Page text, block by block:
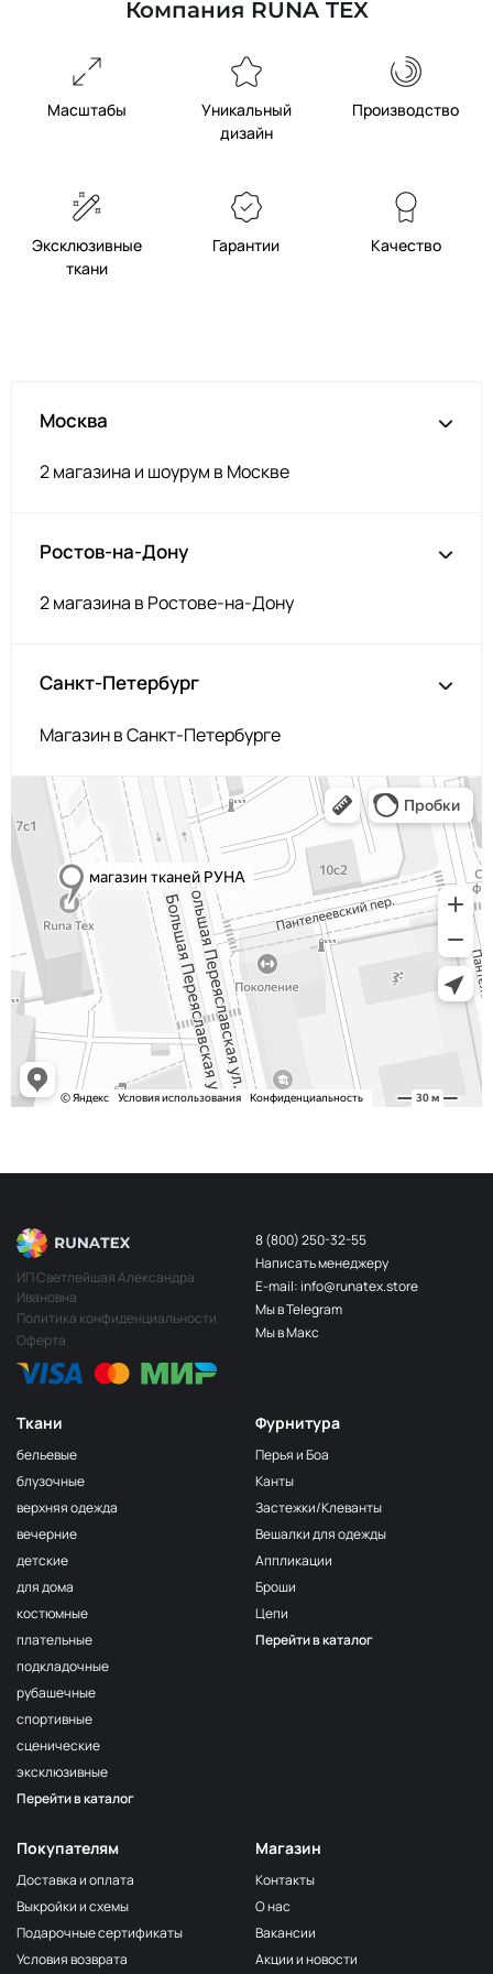
Компания RUNA TEX
Масштабы
Уникальный
дизайн
Производство
Эксклюзивные
ткани
Гарантии Качество
Москва
2 магазина и шоурум в Москве
Ростов-на-Дону
2 магазина в Ростове-на-Дону
Санкт-Петербург
Магазин в Санкт-Петербурге
Ткани
бельевые
блузочные
верхняя одежда
вечерние
детские
для дома
костюмные
плательные
подкладочные
рубашечные
спортивные
сценические
эксклюзивные
Перейти в каталог
Фурнитура
Перья и Боа
Канты
Застежки/Клеванты
Вешалки для одежды
Аппликации
Броши
Цепи
Перейти в каталог
Покупателям
Доставка и оплата
Выкройки и схемы
Подарочные сертификаты
Условия возврата
Магазин
Контакты
О нас
Вакансии
Акции и новости
ИП Светлейшая Александра
Ивановна
Политика конфиденциальности
Оферта
8 (800) 250-32-55
Написать менеджеру
E-mail: info@runatex.store
Мы в Telegram
Мы в Макс